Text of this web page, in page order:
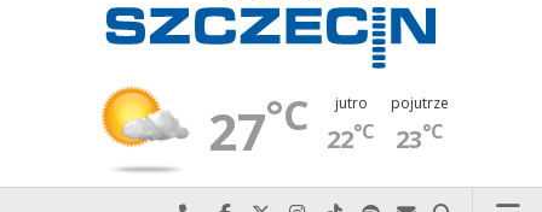
27°C jutro
22°C
pojutrze
23°C